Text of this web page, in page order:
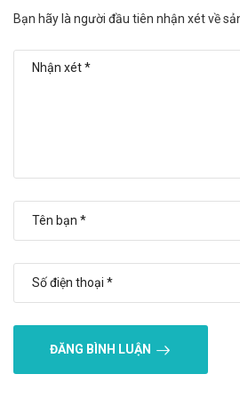
Nơi khô ráo, dưới 30 độ C. Tránh ánh
Arbutex Whitening & Anti age 40ml
Giá K5 Cryolaser 20ml là
để được giải đáp thắc
Bạn hãy là người đầu tiên nhận xét về
ĐĂNG BÌNH LUẬN